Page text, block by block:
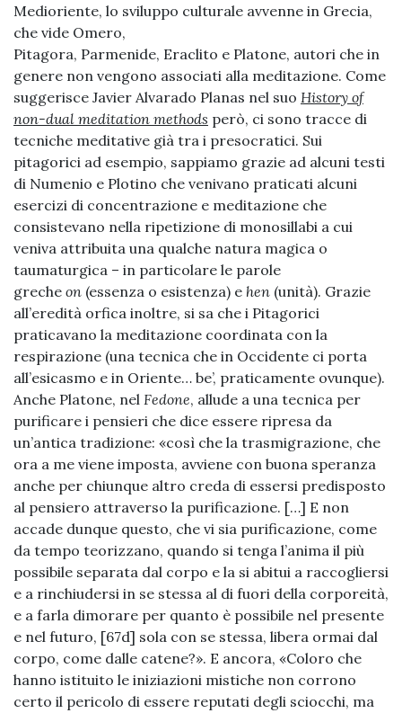
Medioriente, lo sviluppo culturale avvenne in Grecia,
che vide Omero,
Pitagora, Parmenide, Eraclito e Platone, autori che in
genere non vengono associati alla meditazione. Come
suggerisce Javier Alvarado Planas nel suo History of
non-dual meditation methods però, ci sono tracce di
tecniche meditative già tra i presocratici. Sui
pitagorici ad esempio, sappiamo grazie ad alcuni testi
di Numenio e Plotino che venivano praticati alcuni
esercizi di concentrazione e meditazione che
consistevano nella ripetizione di monosillabi a cui
veniva attribuita una qualche natura magica o
taumaturgica – in particolare le parole
greche on (essenza o esistenza) e hen (unità). Grazie
all’eredità orfica inoltre, si sa che i Pitagorici
praticavano la meditazione coordinata con la
respirazione (una tecnica che in Occidente ci porta
all’esicasmo e in Oriente… be’, praticamente ovunque).
Anche Platone, nel Fedone, allude a una tecnica per
purificare i pensieri che dice essere ripresa da
un’antica tradizione: «così che la trasmigrazione, che
ora a me viene imposta, avviene con buona speranza
anche per chiunque altro creda di essersi predisposto
al pensiero attraverso la purificazione. […] E non
accade dunque questo, che vi sia purificazione, come
da tempo teorizzano, quando si tenga l’anima il più
possibile separata dal corpo e la si abitui a raccogliersi
e a rinchiudersi in se stessa al di fuori della corporeità,
e a farla dimorare per quanto è possibile nel presente
e nel futuro, [67d] sola con se stessa, libera ormai dal
corpo, come dalle catene?». E ancora, «Coloro che
hanno istituito le iniziazioni mistiche non corrono
certo il pericolo di essere reputati degli sciocchi, ma